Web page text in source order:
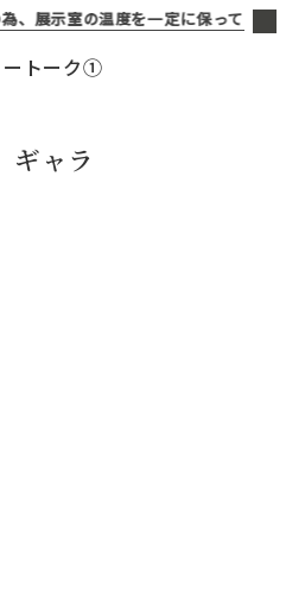
示室の温度を一定に保っておりま
ートーク①
ギャラ